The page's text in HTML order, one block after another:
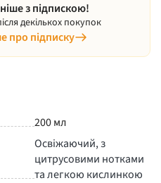
з підпискою!
декількох покупок
про підписку
200 мл
Освіжаючий, з
цитрусовими нотками
та легкою кислинкою